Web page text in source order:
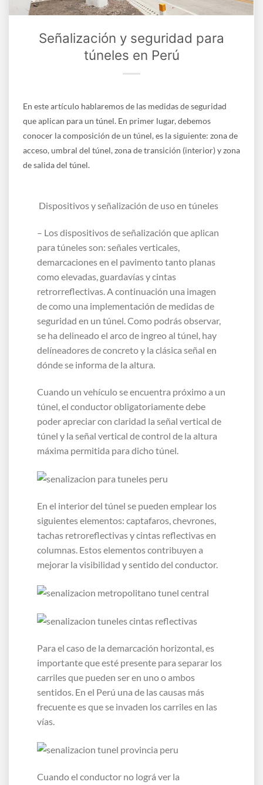
Señalización y seguridad para
túneles en Perú
En este artículo hablaremos de las medidas de seguridad
que aplican para un túnel. En primer lugar, debemos
conocer la composición de un túnel, es la siguiente: zona de
acceso, umbral del túnel, zona de transición (interior) y zona
de salida del túnel.
Dispositivos y señalización de uso en túneles
– Los dispositivos de señalización que aplican
para túneles son: señales verticales,
demarcaciones en el pavimento tanto planas
como elevadas, guardavías y cintas
retrorreflectivas. A continuación una imagen
de como una implementación de medidas de
seguridad en un túnel. Como podrás observar,
se ha delineado el arco de ingreo al túnel, hay
delíneadores de concreto y la clásica señal en
dónde se informa de la altura.
Cuando un vehículo se encuentra próximo a un
túnel, el conductor obligatoriamente debe
poder apreciar con claridad la señal vertical de
túnel y la señal vertical de control de la altura
máxima permitida para dicho túnel.
En el interior del túnel se pueden emplear los
siguientes elementos: captafaros, chevrones,
tachas retroreflectivas y cintas reflectivas en
columnas. Estos elementos contribuyen a
mejorar la visibilidad y sentido del conductor.
Para el caso de la demarcación horizontal, es
importante que esté presente para separar los
carriles que pueden ser en uno o ambos
sentidos. En el Perú una de las causas más
frecuente es que se invaden los carriles en las
vías.
Cuando el conductor no lográ ver la